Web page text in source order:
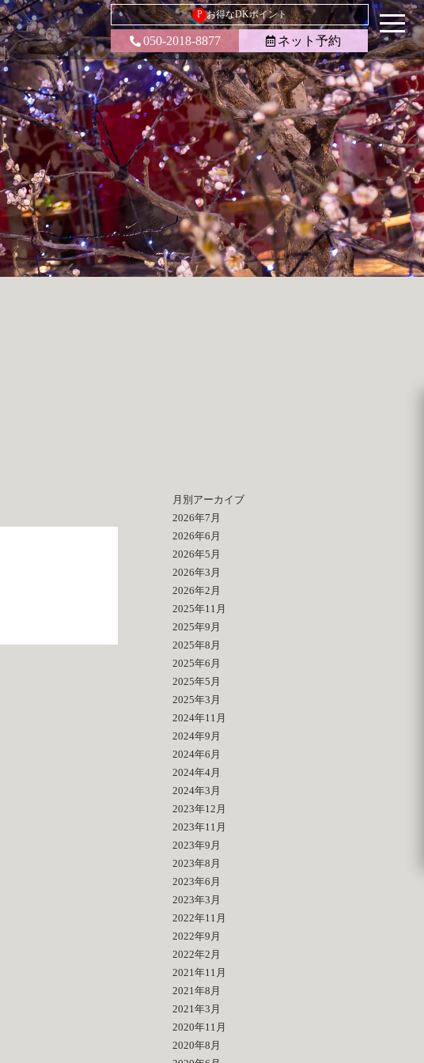
P お得なDKポイント
050-2018-8877 ネット予約
月別アーカイブ
2026年7月
2026年6月
2026年5月
2026年3月
2026年2月
2025年11月
2025年9月
2025年8月
2025年6月
2025年5月
2025年3月
2024年11月
2024年9月
2024年6月
2024年4月
2024年3月
2023年12月
2023年11月
2023年9月
2023年8月
2023年6月
2023年3月
2022年11月
2022年9月
2022年2月
2021年11月
2021年8月
2021年3月
2020年11月
2020年8月